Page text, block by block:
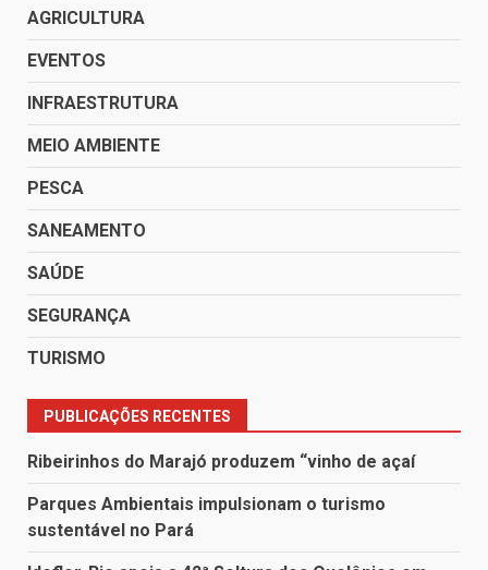
AGRICULTURA
EVENTOS
INFRAESTRUTURA
MEIO AMBIENTE
PESCA
SANEAMENTO
SAÚDE
SEGURANÇA
TURISMO
PUBLICAÇÕES RECENTES
Ribeirinhos do Marajó produzem “vinho de açaí
Parques Ambientais impulsionam o turismo
sustentável no Pará